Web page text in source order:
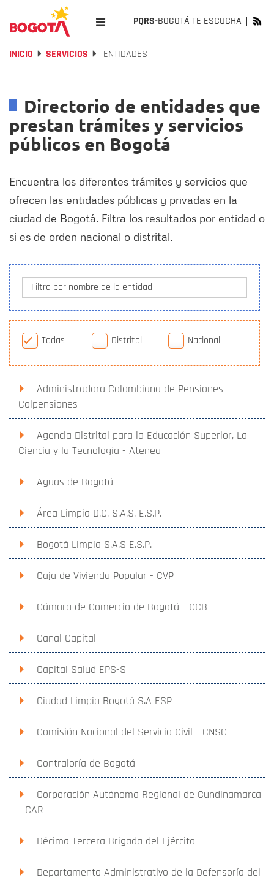
PQRS-BOGOTÁ TE ESCUCHA
INICIO SERVICIOS ENTIDADES
Directorio de entidades que
prestan trámites y servicios
públicos en Bogotá
Encuentra los diferentes trámites y servicios que
ofrecen las entidades públicas y privadas en la
ciudad de Bogotá. Filtra los resultados por entidad o
si es de orden nacional o distrital.
Filtra por nombre de la entidad
Todas Distrital Nacional
Administradora Colombiana de Pensiones -
Colpensiones
Agencia Distrital para la Educación Superior, La
Ciencia y la Tecnología - Atenea
Aguas de Bogotá
Área Limpia D.C. S.A.S. E.S.P.
Bogotá Limpia S.A.S E.S.P.
Caja de Vivienda Popular - CVP
Cámara de Comercio de Bogotá - CCB
Canal Capital
Capital Salud EPS-S
Ciudad Limpia Bogotá S.A ESP
Comisión Nacional del Servicio Civil - CNSC
Contraloría de Bogotá
Corporación Autónoma Regional de Cundinamarca
- CAR
Décima Tercera Brigada del Ejército
Departamento Administrativo de la Defensoría del